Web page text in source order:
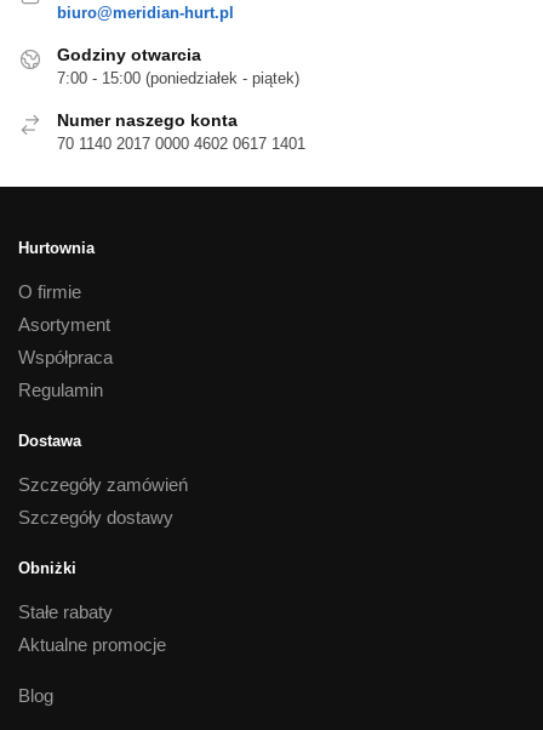
biuro@meridian-hurt.pl
Godziny otwarcia
7:00 - 15:00 (poniedziałek - piątek)
Numer naszego konta
70 1140 2017 0000 4602 0617 1401
Hurtownia
O firmie
Asortyment
Współpraca
Regulamin
Dostawa
Szczegóły zamówień
Szczegóły dostawy
Obniżki
Stałe rabaty
Aktualne promocje
Blog